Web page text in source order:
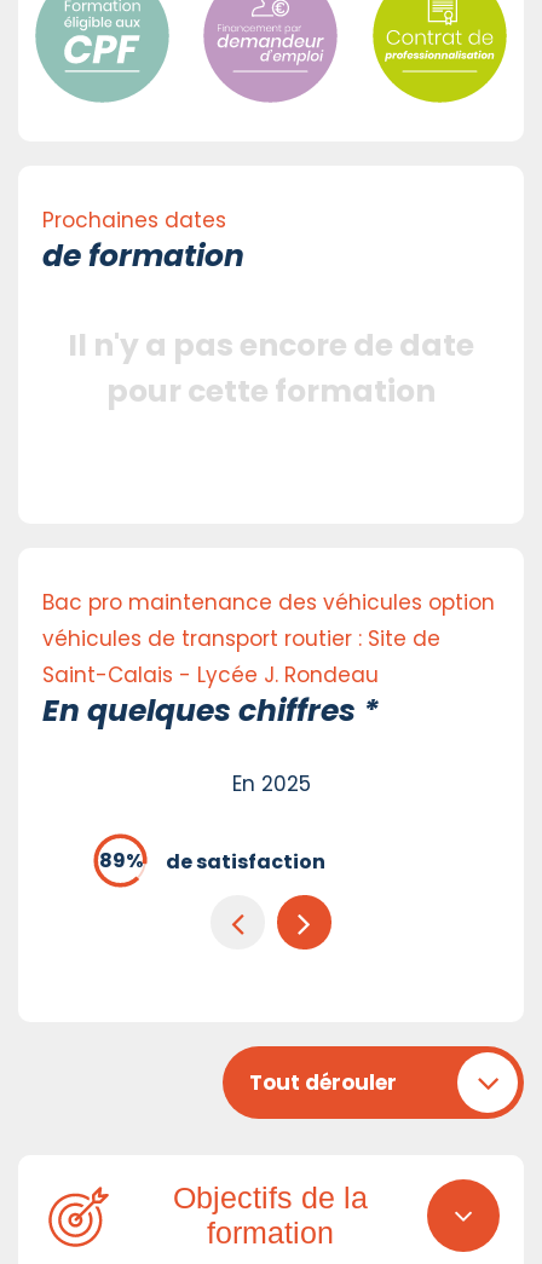
Prochaines dates
de formation
Il n'y a pas encore de date
pour cette formation
Bac pro maintenance des véhicules option
véhicules de transport routier : Site de
Saint-Calais - Lycée J. Rondeau
En quelques chiffres *
En 2025
de satisfaction
Tout dérouler
Objectifs de la
formation